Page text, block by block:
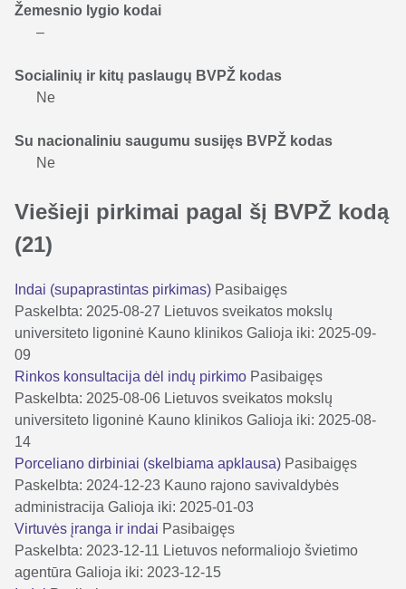
Žemesnio lygio kodai
–
Socialinių ir kitų paslaugų BVPŽ kodas
Ne
Su nacionaliniu saugumu susijęs BVPŽ kodas
Ne
Viešieji pirkimai pagal šį BVPŽ kodą
(21)
Indai (supaprastintas pirkimas) Pasibaigęs
Paskelbta: 2025-08-27 Lietuvos sveikatos mokslų
universiteto ligoninė Kauno klinikos Galioja iki: 2025-09-
09
Rinkos konsultacija dėl indų pirkimo Pasibaigęs
Paskelbta: 2025-08-06 Lietuvos sveikatos mokslų
universiteto ligoninė Kauno klinikos Galioja iki: 2025-08-
14
Porceliano dirbiniai (skelbiama apklausa) Pasibaigęs
Paskelbta: 2024-12-23 Kauno rajono savivaldybės
administracija Galioja iki: 2025-01-03
Virtuvės įranga ir indai Pasibaigęs
Paskelbta: 2023-12-11 Lietuvos neformaliojo švietimo
agentūra Galioja iki: 2023-12-15